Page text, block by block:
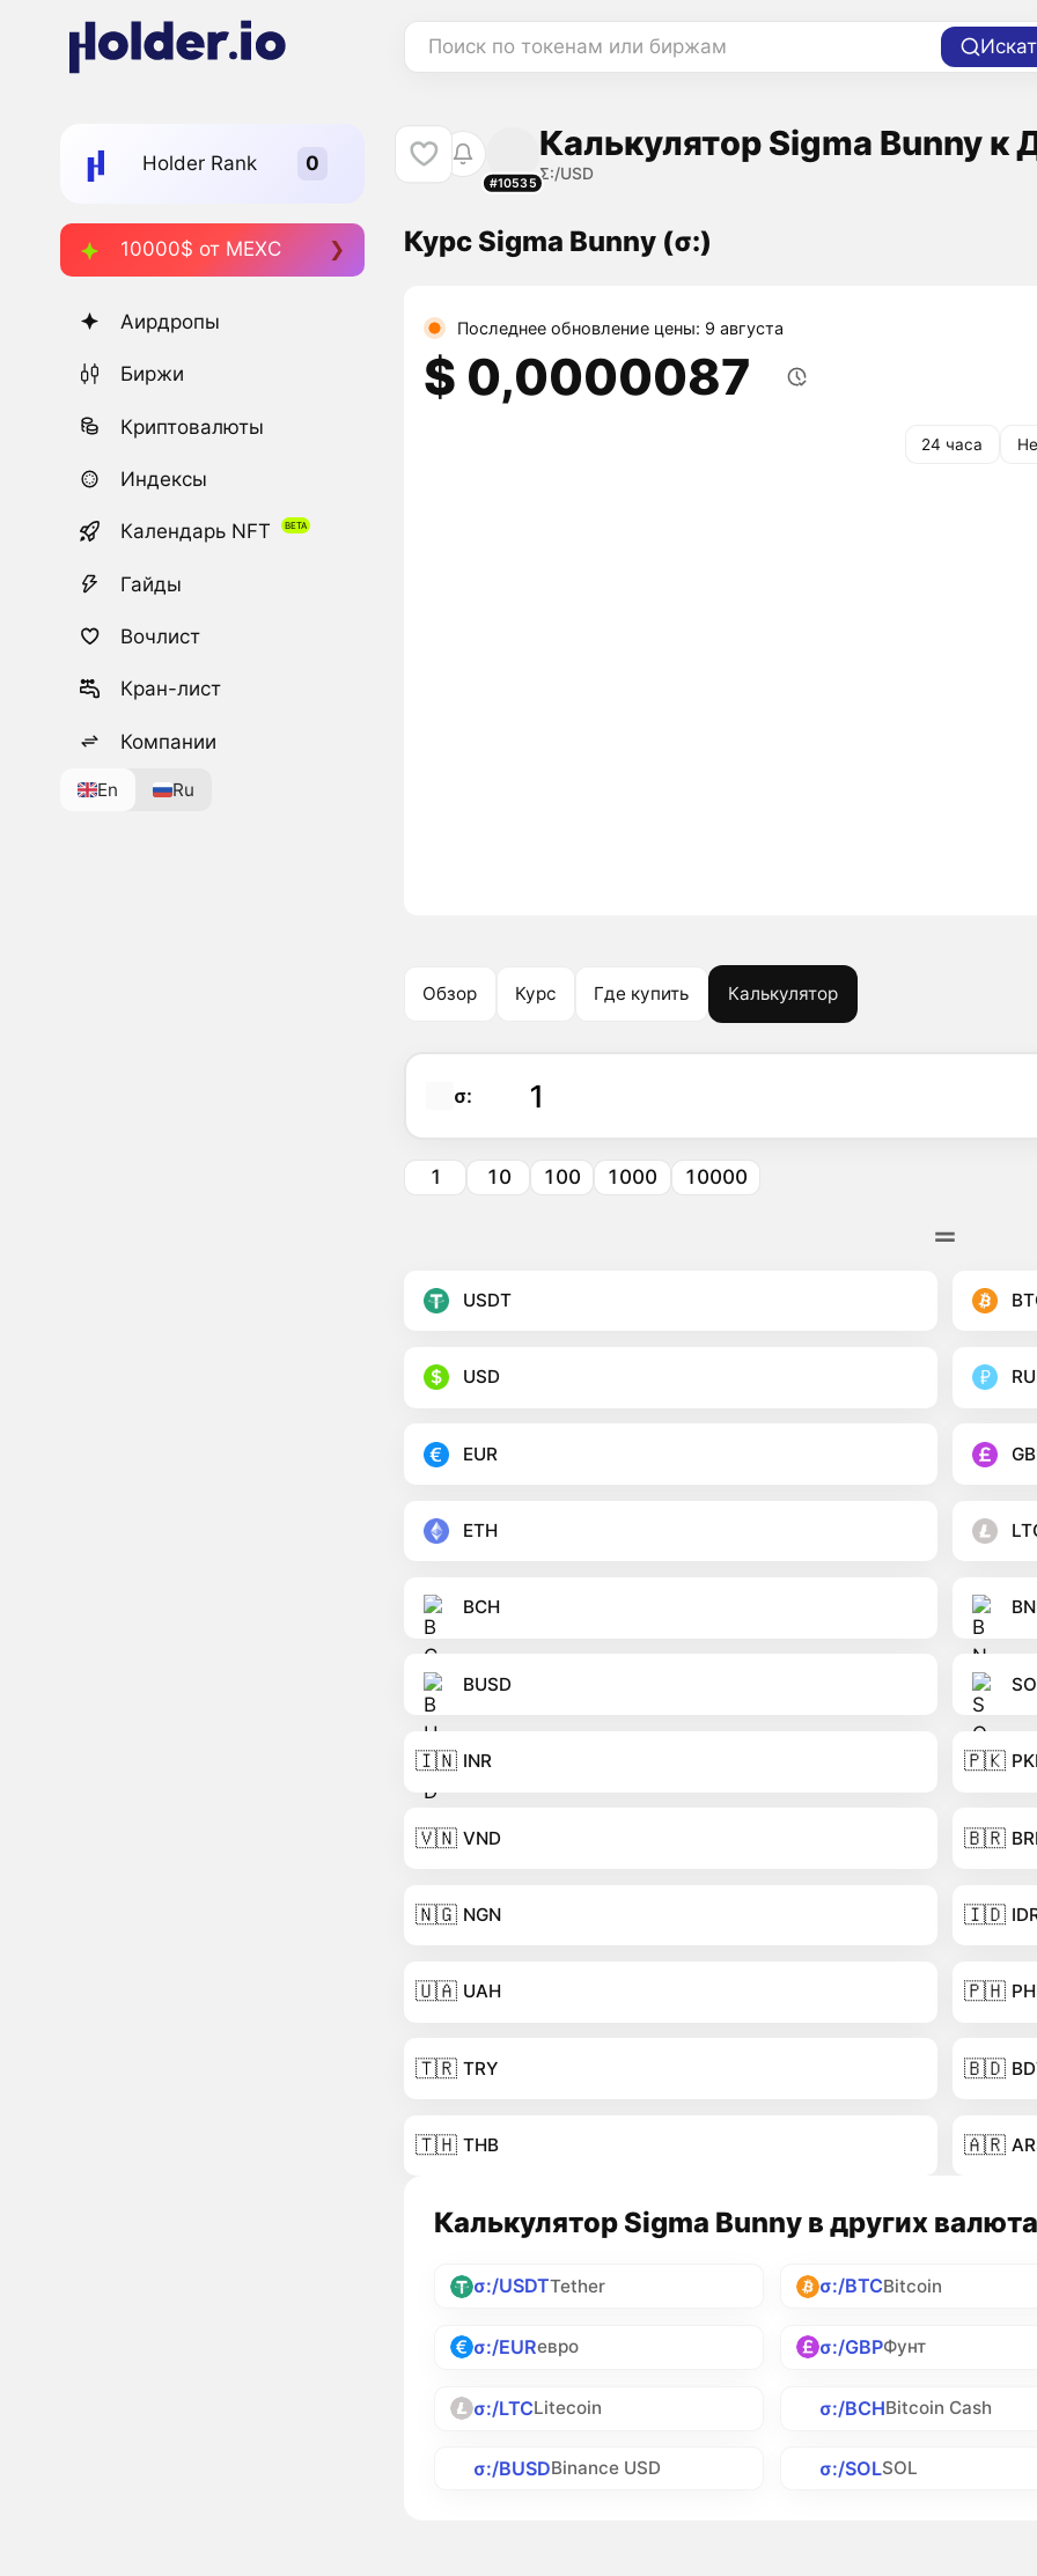
Поиск по токенам или биржам
Holder Rank
10000$ от MEXC
Аирдропы
Биржи
Криптовалюты
Индексы
Календарь NFT
Гайды
Вочлист
Кран-лист
Компании
En Ru
#10535
Калькулятор Sigma Bunny к
Σ:/USD
Курс Sigma Bunny (σ:)
Последнее обновление цены: 9 августа
$ 0,0000087
24 часа
Обзор Курс Где купить Калькулятор
σ:
1 10 100 1000 10000
USDT
USD
EUR
ETH
BCH
BUSD
🇮🇳 INR 🇵🇰
🇻🇳 VND 🇧🇷
🇳🇬 NGN 🇮🇩
🇺🇦 UAH 🇵🇭
🇹🇷 TRY 🇧🇩
🇹🇭 THB 🇦🇷
Калькулятор Sigma Bunny в других
σ:/USDTTether σ:/BTCBitcoin
σ:/EURевро σ:/GBPФунт
σ:/LTCLitecoin σ:/BCHBitcoin Cash
σ:/BUSDBinance USD σ:/SOLSOL